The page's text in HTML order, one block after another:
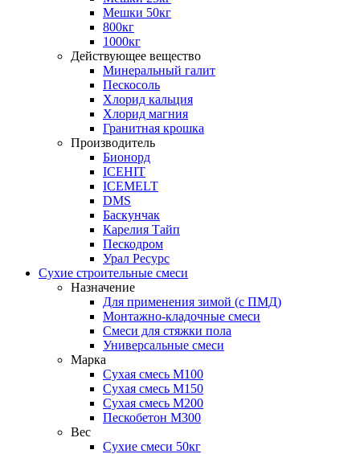
Мешки 50кг
800кг
1000кг
Действующее вещество
Минеральный галит
Пескосоль
Хлорид кальция
Хлорид магния
Гранитная крошка
Производитель
Бионорд
ICEHIT
ICEMELT
DMS
Баскунчак
Карелия Тайп
Пескодром
Урал Ресурс
Сухие строительные смеси
Назначение
Для применения зимой (с ПМД)
Монтажно-кладочные смеси
Смеси для стяжки пола
Универсальные смеси
Марка
Сухая смесь М100
Сухая смесь М150
Сухая смесь М200
Пескобетон М300
Вес
Сухие смеси 50кг